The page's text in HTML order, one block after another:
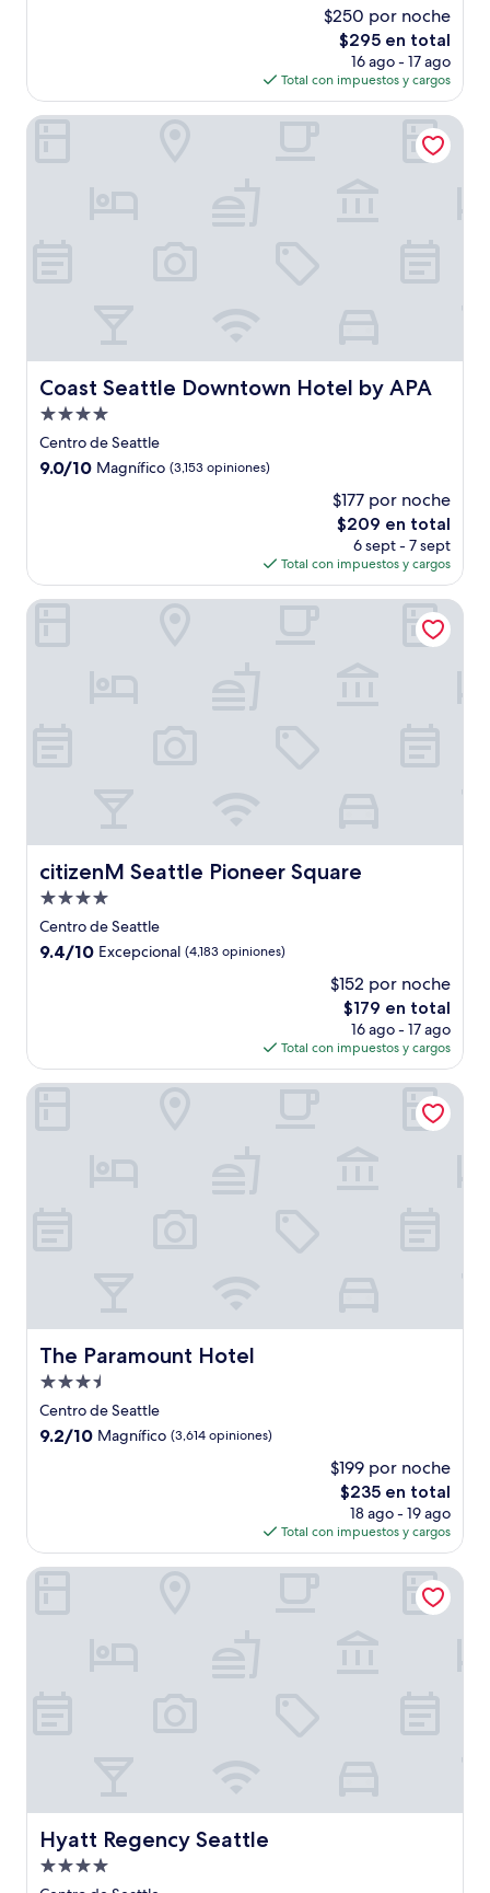
$250 por noche
El
precio
actual
es
de
$295 en total
16 ago - 17 ago
Total con impuestos y cargos
Coast Seattle Downtown Hotel by APA
Coast Seattle Downtown Hotel by APA
Propiedad
de
4.0
Centro de Seattle
9.0
9.0/10 Magnífico (3,153 opiniones)
$177 por noche
El
precio
actual
es
de
$209 en total
6 sept - 7 sept
Total con impuestos y cargos
Coast Seattle Downtown Hotel by APA
citizenM Seattle Pioneer Square
citizenM Seattle Pioneer Square
Propiedad
de
4.0
Centro de Seattle
9.4
9.4/10 Excepcional (4,183 opiniones)
$152 por noche
El
precio
actual
es
de
$179 en total
16 ago - 17 ago
Total con impuestos y cargos
citizenM Seattle Pioneer Square
The Paramount Hotel
The Paramount Hotel
Propiedad
de
3.5
Centro de Seattle
9.2
9.2/10 Magnífico (3,614 opiniones)
$199 por noche
El
precio
actual
es
de
$235 en total
18 ago - 19 ago
Total con impuestos y cargos
The Paramount Hotel
Hyatt Regency Seattle
Hyatt Regency Seattle
Propiedad
Hyatt Regency Seattle